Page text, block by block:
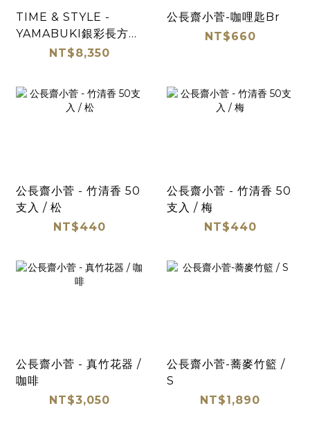
TIME & STYLE -
YAMABUKI銀彩長方
盤/30*15cm
NT$8,350
公長齋小菅-咖哩匙Br
NT$660
公長齋小菅 - 竹清香 50
支入 / 松
NT$440
公長齋小菅 - 竹清香 50
支入 / 梅
NT$440
公長齋小菅 - 真竹花器 /
咖啡
NT$3,050
公長齋小菅-蕎麥竹籃 /
S
NT$1,890